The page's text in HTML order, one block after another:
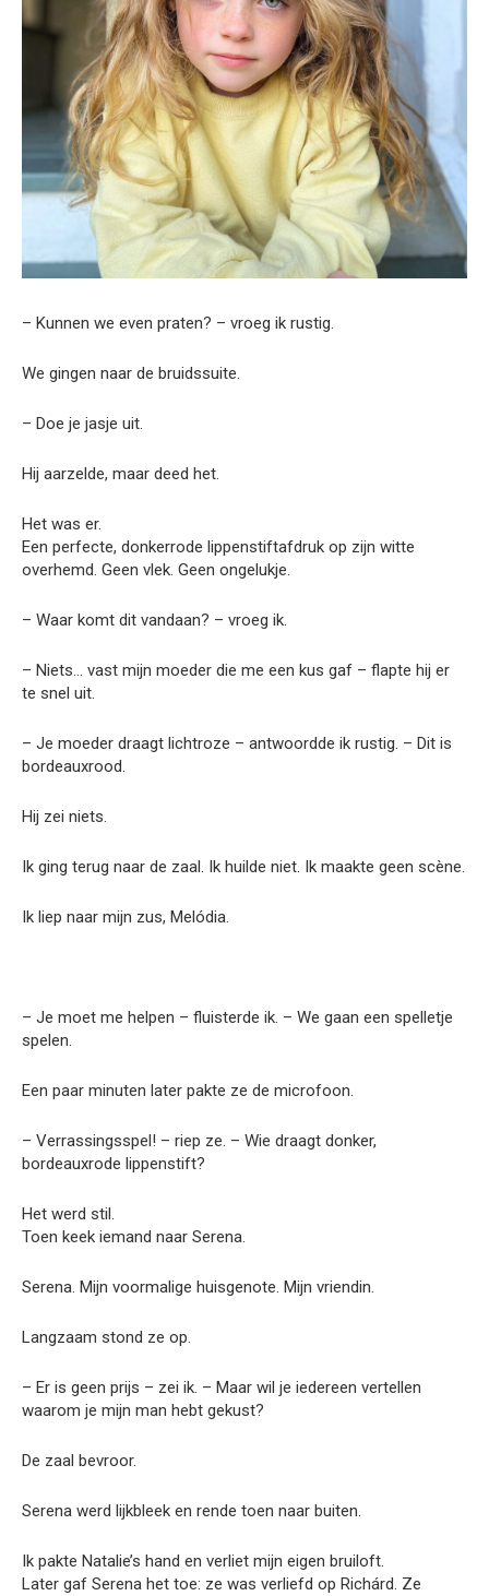
– Kunnen we even praten? – vroeg ik rustig.
We gingen naar de bruidssuite.
– Doe je jasje uit.
Hij aarzelde, maar deed het.
Het was er.
Een perfecte, donkerrode lippenstiftafdruk op zijn witte
overhemd. Geen vlek. Geen ongelukje.
– Waar komt dit vandaan? – vroeg ik.
– Niets… vast mijn moeder die me een kus gaf – flapte hij er
te snel uit.
– Je moeder draagt lichtroze – antwoordde ik rustig. – Dit is
bordeauxrood.
Hij zei niets.
Ik ging terug naar de zaal. Ik huilde niet. Ik maakte geen scène.
Ik liep naar mijn zus, Melódia.
– Je moet me helpen – fluisterde ik. – We gaan een spelletje
spelen.
Een paar minuten later pakte ze de microfoon.
– Verrassingsspel! – riep ze. – Wie draagt donker,
bordeauxrode lippenstift?
Het werd stil.
Toen keek iemand naar Serena.
Serena. Mijn voormalige huisgenote. Mijn vriendin.
Langzaam stond ze op.
– Er is geen prijs – zei ik. – Maar wil je iedereen vertellen
waarom je mijn man hebt gekust?
De zaal bevroor.
Serena werd lijkbleek en rende toen naar buiten.
Ik pakte Natalie’s hand en verliet mijn eigen bruiloft.
Later gaf Serena het toe: ze was verliefd op Richárd. Ze